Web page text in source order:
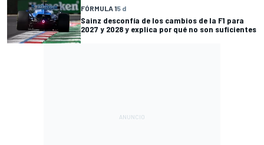
FÓRMULA 15 d
Sainz desconfía de los cambios de la F1 para
2027 y 2028 y explica por qué no son suficientes